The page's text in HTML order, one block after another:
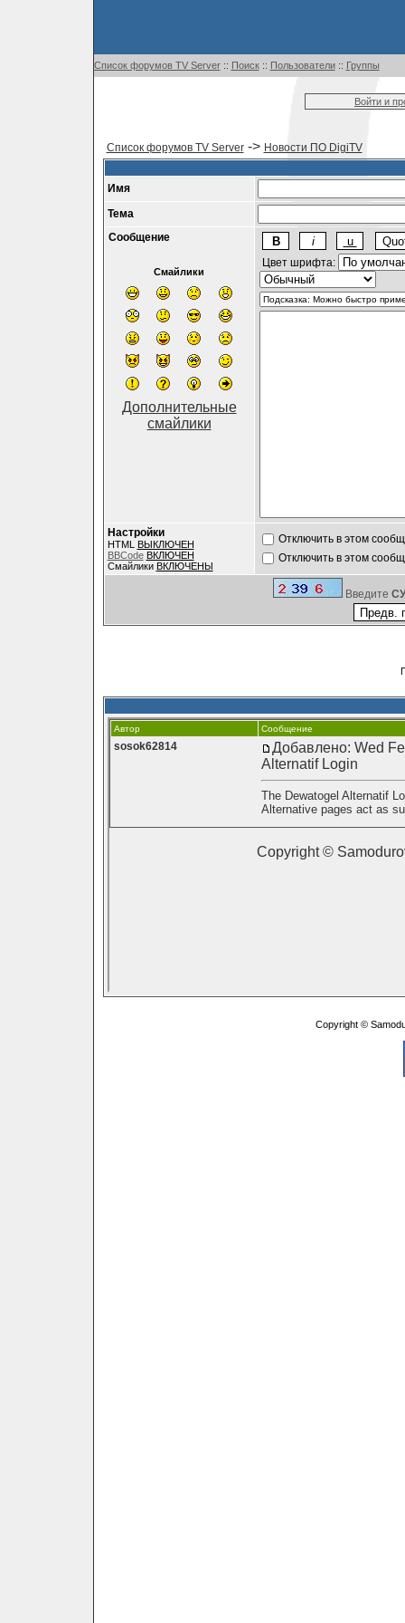
Список форумов TV Server:: Поиск:: Пользователи:: Группы
Войти и
Список форумов TV Server-> Новости ПО DigiTV
Имя
Тема
Сообщение
Смайлики
Дополнительные
смайлики
Цвет шрифта:
Настройки
HTML
ВЫКЛЮЧЕН
BBCode ВКЛЮЧЕН
Смайлики ВКЛЮЧЕНЫ
Отключить в этом
Отключить в этом
Введите
Copyright ©